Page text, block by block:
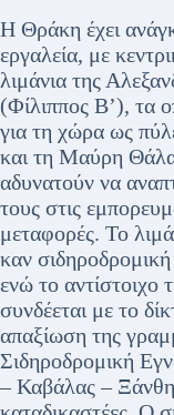
Η Θράκη έχει
εργαλεία, με
λιμάνια της
(Φίλιππος Β’), τα
για τη χώρα ως
και τη Μαύρη
αδυνατούν να
τους στις
μεταφορές. Το
καν
ενώ το αντίστοιχο
συνδέεται με το
απαξίωση της
Σιδηροδρομική
– Καβάλας –